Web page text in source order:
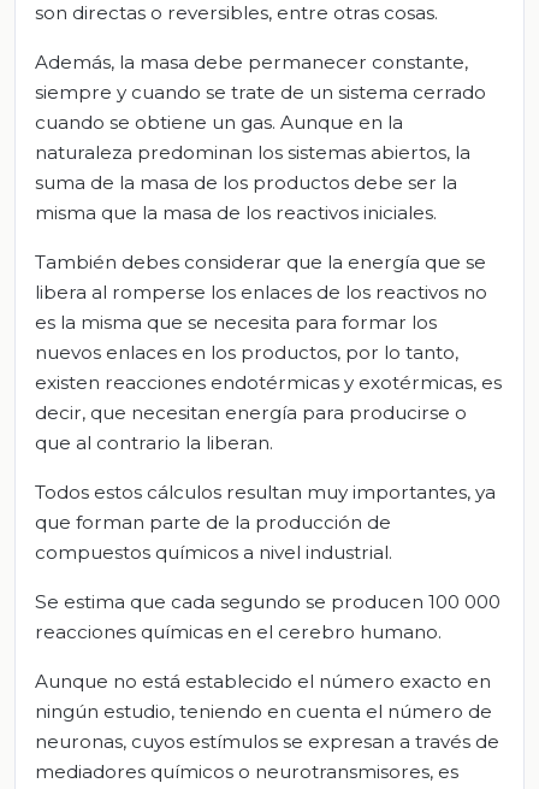
son directas o reversibles, entre otras cosas.
Además, la masa debe permanecer constante,
siempre y cuando se trate de un sistema cerrado
cuando se obtiene un gas. Aunque en la
naturaleza predominan los sistemas abiertos, la
suma de la masa de los productos debe ser la
misma que la masa de los reactivos iniciales.
También debes considerar que la energía que se
libera al romperse los enlaces de los reactivos no
es la misma que se necesita para formar los
nuevos enlaces en los productos, por lo tanto,
existen reacciones endotérmicas y exotérmicas, es
decir, que necesitan energía para producirse o
que al contrario la liberan.
Todos estos cálculos resultan muy importantes, ya
que forman parte de la producción de
compuestos químicos a nivel industrial.
Se estima que cada segundo se producen 100 000
reacciones químicas en el cerebro humano.
Aunque no está establecido el número exacto en
ningún estudio, teniendo en cuenta el número de
neuronas, cuyos estímulos se expresan a través de
mediadores químicos o neurotransmisores, es